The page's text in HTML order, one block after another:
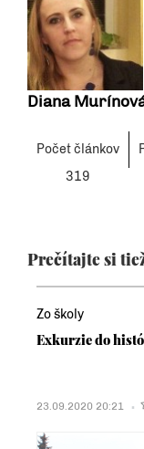
Diana
Počet článkov
319
Prečítajte si
Zo školy
Exkurzie do
23.09.2020 20:21